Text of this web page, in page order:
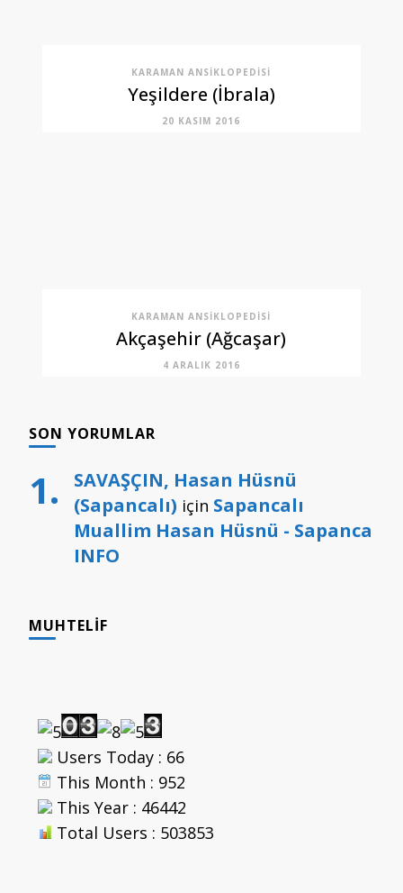
KARAMAN ANSIKLOPEDISI
Yeşildere (İbrala)
20 KASIM 2016
KARAMAN ANSIKLOPEDISI
Akçaşehir (Ağcaşar)
4 ARALIK 2016
SON YORUMLAR
SAVAŞÇIN, Hasan Hüsnü
(Sapancalı) için Sapancalı
Muallim Hasan Hüsnü - Sapanca
INFO
MUHTELIF
Users Today : 66
This Month : 952
This Year : 46442
Total Users : 503853